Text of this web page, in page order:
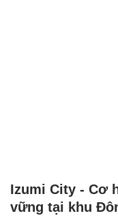
Izumi City - Cơ
vững tại khu